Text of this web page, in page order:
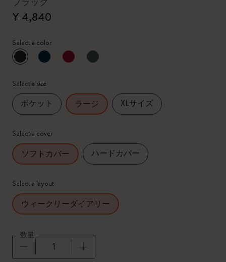
¥ 4,840
Select a color
選択済
*選択したカラー
Select a size
ポケット ラージ XLサイズ
Select a cover
ソフトカバー ハードカバー
Select a layout
ウィークリーダイアリー
数量